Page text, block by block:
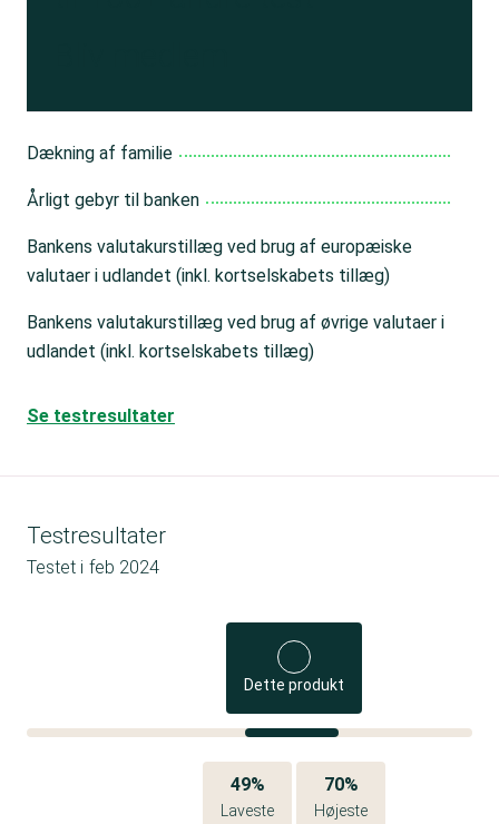
Dækning af familie
Årligt gebyr til banken
Bankens valutakurstillæg ved brug af europæiske
valutaer i udlandet (inkl. kortselskabets tillæg)
Bankens valutakurstillæg ved brug af øvrige valutaer i
udlandet (inkl. kortselskabets tillæg)
Se testresultater
Testresultater
Testet i feb 2024
Dette produkt
49%
Laveste
70%
Højeste